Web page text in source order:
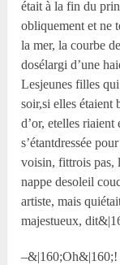
était à la fin du
obliquement et ne
la mer, la courbe
dosélargi d’une
Lesjeunes filles
soir,si elles étaient
d’or, etelles
s’étantdressée
voisin, fittrois pas,
nappe desoleil
artiste, mais
majestueux,
–&|160;Oh&|160;!